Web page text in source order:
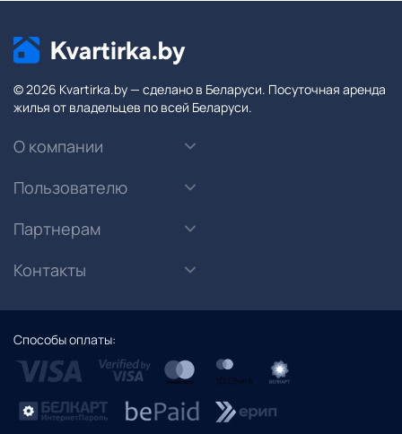
© 2026 Kvartirka.by — сделано в Беларуси. Посуточная аренда
жилья от владельцев по всей Беларуси.
О компании
Пользователю
Партнерам
Контакты
Способы оплаты: